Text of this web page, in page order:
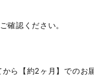
確認ください。
ら【約2ヶ月】でのお